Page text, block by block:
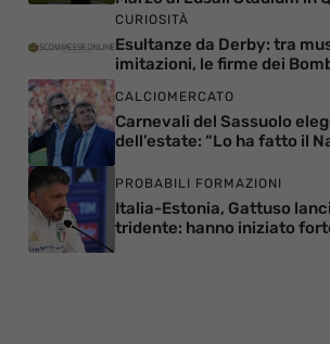
CURIOSITÀ
Esultanze da Derby: tra
imitazioni, le firme dei
CALCIOMERCATO
Carnevali del Sassuolo
dell’estate: “Lo ha fatto il
PROBABILI FORMAZIONI
Italia-Estonia, Gattuso
tridente: hanno iniziato